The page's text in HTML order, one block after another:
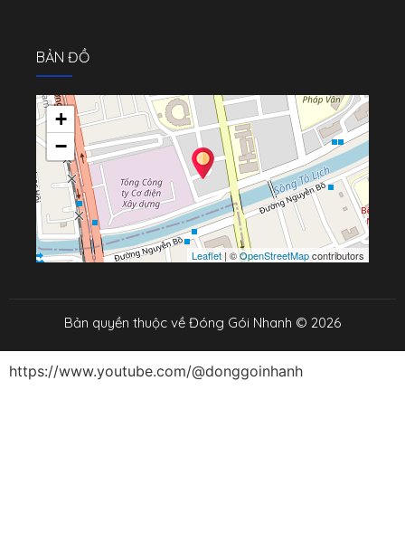
BẢN ĐỒ
+
−
Leaflet | ©OpenStreetMapcontributors
Bản quyền thuộc về Đóng Gói Nhanh © 2026
https://www.youtube.com/@donggoinhanh